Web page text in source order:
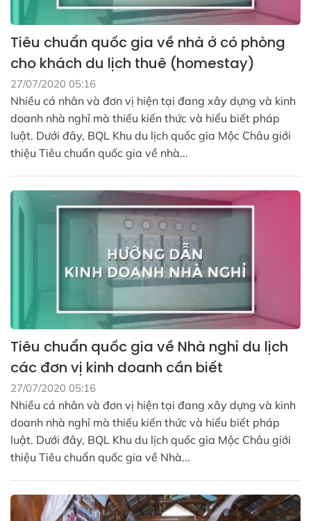
Tiêu chuẩn quốc gia về nhà ở có phòng
cho khách du lịch thuê (homestay)
27/07/2020 05:16
Nhiều cá nhân và đơn vị hiện tại đang xây dựng và kinh
doanh nhà nghỉ mà thiếu kiến thức và hiểu biết pháp
luật. Dưới đây, BQL Khu du lịch quốc gia Mộc Châu giới
thiệu Tiêu chuẩn quốc gia về nhà...
Tiêu chuẩn quốc gia về Nhà nghỉ du lịch
các đơn vị kinh doanh cần biết
27/07/2020 05:16
Nhiều cá nhân và đơn vị hiện tại đang xây dựng và kinh
doanh nhà nghỉ mà thiếu kiến thức và hiểu biết pháp
luật. Dưới đây, BQL Khu du lịch quốc gia Mộc Châu giới
thiệu Tiêu chuẩn quốc gia về Nhà...